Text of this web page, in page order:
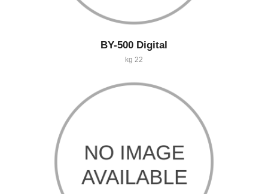
BY-500 Digital
22 kg